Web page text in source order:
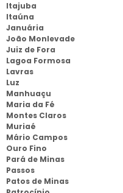
Itajuba
Itaúna
Januária
João Monlevade
Juiz de Fora
Lagoa Formosa
Lavras
Luz
Manhuaçu
Maria da Fé
Montes Claros
Muriaé
Mário Campos
Ouro Fino
Pará de Minas
Passos
Patos de Minas